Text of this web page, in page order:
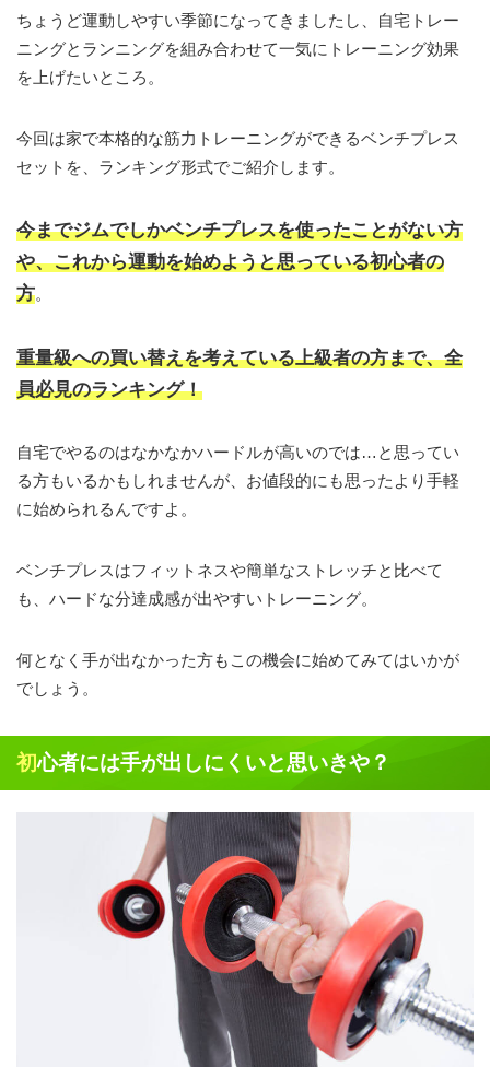
ちょうど運動しやすい季節になってきましたし、自宅トレー
ニングとランニングを組み合わせて一気にトレーニング効果
を上げたいところ。
今回は家で本格的な筋力トレーニングができるベンチプレス
セットを、ランキング形式でご紹介します。
今までジムでしかベンチプレスを使ったことがない方
や、これから運動を始めようと思っている初心者の
方。
重量級への買い替えを考えている上級者の方まで、全
員必見のランキング！
自宅でやるのはなかなかハードルが高いのでは…と思ってい
る方もいるかもしれませんが、お値段的にも思ったより手軽
に始められるんですよ。
ベンチプレスはフィットネスや簡単なストレッチと比べて
も、ハードな分達成感が出やすいトレーニング。
何となく手が出なかった方もこの機会に始めてみてはいかが
でしょう。
初心者には手が出しにくいと思いきや？